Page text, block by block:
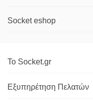
Socket eshop
Το Socket.gr
Εξυπηρέτηση Πελατών